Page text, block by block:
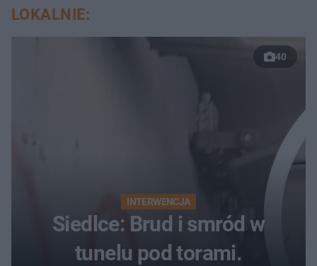
LOKALNIE:
40
INTERWENCJA
Siedlce: Brud i smród w
tunelu pod torami.